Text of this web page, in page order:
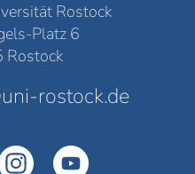
Rostock
Platz 6
Rostock
rostock.de